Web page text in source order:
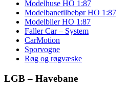
Modelhuse HO 1:87
Modelbanetilbebør HO 1:87
Modelbiler HO 1:87
Faller Car – System
CarMotion
Sporvogne
Røg og røgvæske
LGB – Havebane